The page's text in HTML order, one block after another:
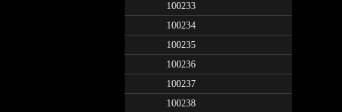
100233
100234
100235
100236
100237
100238